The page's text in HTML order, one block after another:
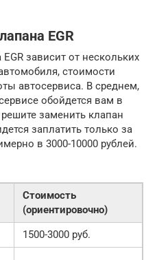
EGR
зависит от нескольких
стоимости
автосервиса. В среднем,
обойдется вам в
заменить клапан
заплатить только за
в 3000-10000 рублей.
Стоимость
(ориентировочно)
1500-3000 руб.